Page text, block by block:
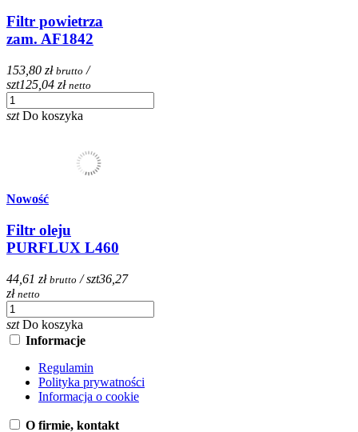
Filtr powietrza
zam. AF1842
153,80 zł brutto /
szt125,04 zł netto
szt Do koszyka
Nowość
Filtr oleju
PURFLUX L460
44,61 zł brutto / szt36,27
zł netto
szt Do koszyka
Informacje
Regulamin
Polityka prywatności
Informacja o cookie
O firmie, kontakt